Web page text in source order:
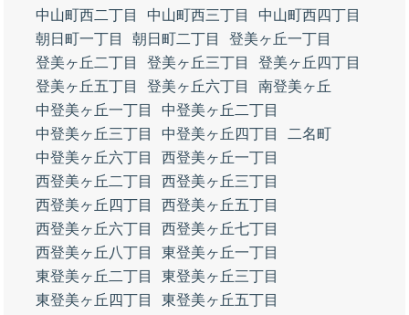
中山町西二丁目
中山町西三丁目
中山町西四丁目
朝日町一丁目
朝日町二丁目
登美ヶ丘一丁目
登美ヶ丘二丁目
登美ヶ丘三丁目
登美ヶ丘四丁目
登美ヶ丘五丁目
登美ヶ丘六丁目
南登美ヶ丘
中登美ヶ丘一丁目
中登美ヶ丘二丁目
中登美ヶ丘三丁目
中登美ヶ丘四丁目
二名町
中登美ヶ丘六丁目
西登美ヶ丘一丁目
西登美ヶ丘二丁目
西登美ヶ丘三丁目
西登美ヶ丘四丁目
西登美ヶ丘五丁目
西登美ヶ丘六丁目
西登美ヶ丘七丁目
西登美ヶ丘八丁目
東登美ヶ丘一丁目
東登美ヶ丘二丁目
東登美ヶ丘三丁目
東登美ヶ丘四丁目
東登美ヶ丘五丁目